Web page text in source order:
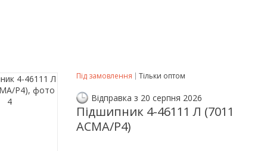
Під замовлення Тільки оптом
Відправка з 20 серпня 2026
Підшипник 4-46111 Л (7011
АСМА/Р4)